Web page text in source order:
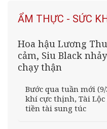
ẨM THỰC - SỨC
Hoa hậu Lương
cảm, Siu Black
chạy thận
Bước qua tuần mới
khí cực thịnh, Tài
tiền tài sung túc